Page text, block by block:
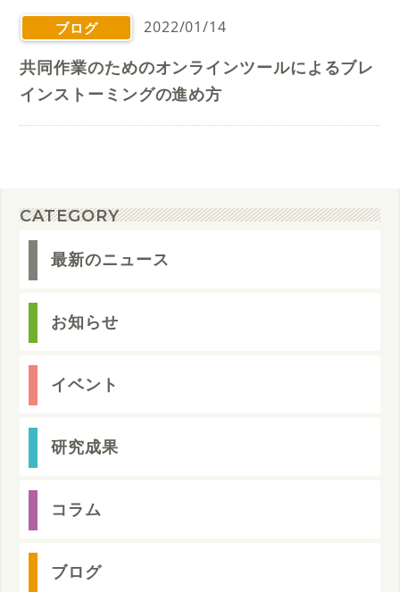
CATEGORY
最新のニュース
お知らせ
イベント
研究成果
コラム
ブログ
ブログ 2022/01/14
共同作業のためのオンラインツールによるブレ
インストーミングの進め方